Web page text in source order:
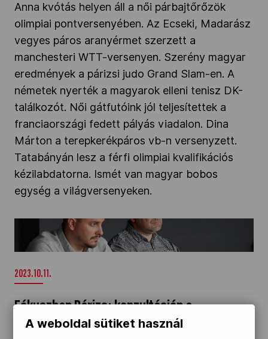
Anna kvótás helyen áll a női párbajtőrőzök
olimpiai pontversenyében. Az Ecseki, Madarász
vegyes páros aranyérmet szerzett a
manchesteri WTT-versenyen. Szerény magyar
eredmények a párizsi judo Grand Slam-en. A
németek nyerték a magyarok elleni tenisz DK-
találkozót. Női gátfutóink jól teljesítettek a
franciaországi fedett pályás viadalon. Dina
Márton a terepkerékpáros vb-n versenyzett.
Tatabányán lesz a férfi olimpiai kvalifikációs
kézilabdatorna. Ismét van magyar bobos
egység a világversenyeken.
Fókuszban Párizs: konzultáción a taekwondo és
a tenisz" />
2023.10.11.
Fókuszban Párizs: konzultáción a
taekwondo és a tenisz
A weboldal sütiket használ